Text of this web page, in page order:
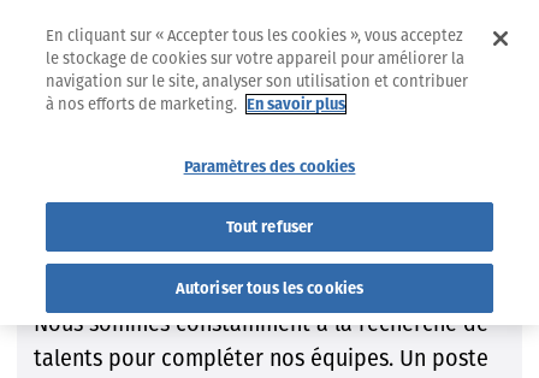
Trouvez le job qui VOUS convient !
Trouvez le job qui VOUS
convient !
Nous sommes constamment à la recherche de
talents pour compléter nos équipes. Un poste
En cliquant sur « Accepter tous les cookies », vous acceptez
le stockage de cookies sur votre appareil pour améliorer la
navigation sur le site, analyser son utilisation et contribuer
à nos efforts de marketing. En savoir plus
Paramètres des cookies
Tout refuser
Autoriser tous les cookies